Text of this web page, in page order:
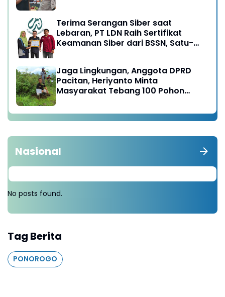
Terima Serangan Siber saat
Lebaran, PT LDN Raih Sertifikat
Keamanan Siber dari BSSN, Satu-
Jaga Lingkungan, Anggota DPRD
Pacitan, Heriyanto Minta
Masyarakat Tebang 100 Pohon
Nasional
No posts found.
Tag Berita
PONOROGO